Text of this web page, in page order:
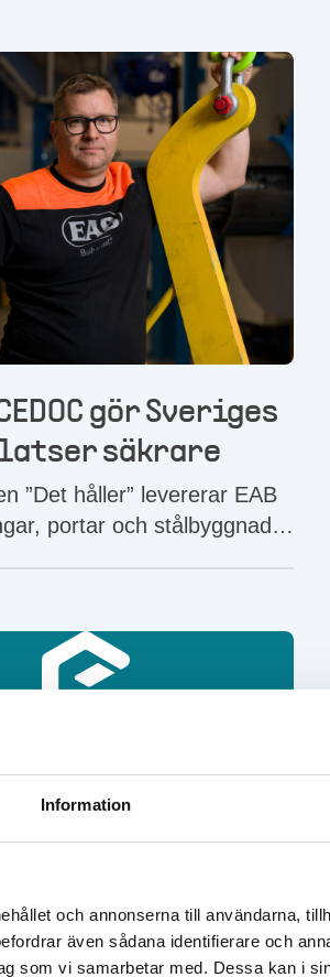
Information
och annonserna till användarna,
även sådana identifierare och
som vi samarbetar med. Dessa kan i
gör Sveriges
säkrare
”Det håller” levererar EAB
portar och stålbyggnader
är prio ett. Därför
att jobba med CEDOC.
AB – Tillverkare
verksamheten. Och med
engagemang involveras